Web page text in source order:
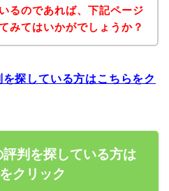
るのであれば、下記ページ
みてはいかがでしょうか？
探している方はこちらをク
判を探している方は
クリック